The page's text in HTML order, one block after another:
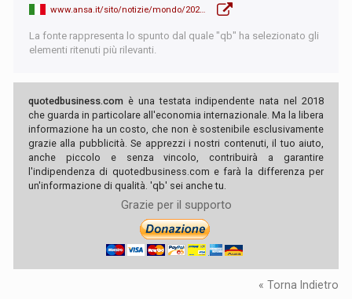
La fonte rappresenta lo spunto dal quale "qb" ha selezionato gli
elementi ritenuti più rilevanti.
quotedbusiness.com è una testata indipendente nata nel 2018
che guarda in particolare all'economia internazionale. Ma la libera
informazione ha un costo, che non è sostenibile esclusivamente
grazie alla pubblicità. Se apprezzi i nostri contenuti, il tuo aiuto,
anche piccolo e senza vincolo, contribuirà a garantire
l'indipendenza di quotedbusiness.com e farà la differenza per
un'informazione di qualità. 'qb' sei anche tu.
Grazie per il supporto
« Torna Indietro